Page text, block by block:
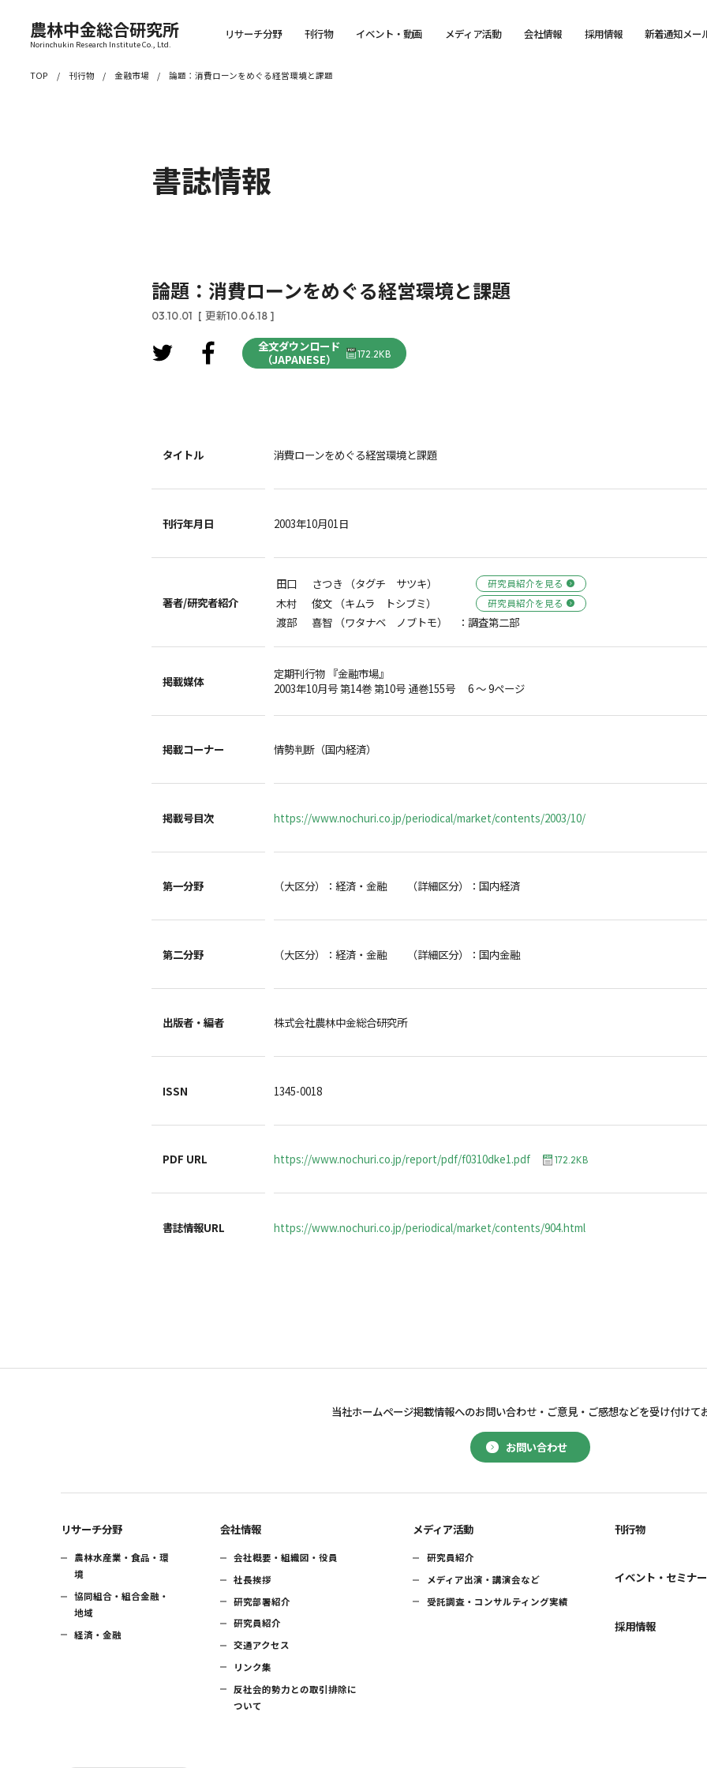
農林中金総合研究所
Norinchukin Research Institute Co., Ltd.
リサーチ分野 刊行物 イベント・動画 メディア活動 会社情報 採用情報 新着通知メー
TOP 刊行物 金融市場 論題：消費ローンをめぐる経営環境と課題
書誌情報
論題：消費ローンをめぐる経営環境と課題
03.10.01 [ 更新10.06.18 ]
全文ダウンロード
（JAPANESE）
172.2KB
タイトル 消費ローンをめぐる経営環境と課題
刊行年月日 2003年10月01日
著者/研究者紹介
田口 さつき （タグチ サツキ） 研究員紹介を見る
木村 俊文 （キムラ トシブミ） 研究員紹介を見る
渡部 喜智 （ワタナベ ノブトモ） ：調査第二部
掲載媒体
定期刊行物 『金融市場』
2003年10月号 第14巻 第10号 通巻155号 6 ～ 9ページ
掲載コーナー 情勢判断（国内経済）
掲載号目次 https://www.nochuri.co.jp/periodical/market/contents/2003/10/
第一分野 （大区分）：経済・金融 （詳細区分）：国内経済
第二分野 （大区分）：経済・金融 （詳細区分）：国内金融
出版者・編者 株式会社農林中金総合研究所
ISSN 1345-0018
PDF URL https://www.nochuri.co.jp/report/pdf/f0310dke1.pdf 172.2KB
書誌情報URL https://www.nochuri.co.jp/periodical/market/contents/904.html
お問い合わせ
当社ホームページ掲載情報へのお問い合わせ・ ご意見・ご感想などを受け付けて
リサーチ分野
農林水産業・食品・環
境
協同組合・組合金融・
地域
経済・金融
会社情報
会社概要・組織図・役員
社長挨拶
研究部署紹介
研究員紹介
交通アクセス
リンク集
反社会的勢力との取引排除に
ついて
メディア活動
研究員紹介
メディア出演・講演会など
受託調査・コンサルティング実績
刊行物
イベント・セミナー
採用情報